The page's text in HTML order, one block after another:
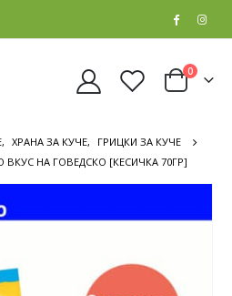
0
, ХРАНА ЗА КУЧЕ,
ГРИЦКИ ЗА КУЧЕ
ВКУС НА ГОВЕДСКО [КЕСИЧКА 70ГР]